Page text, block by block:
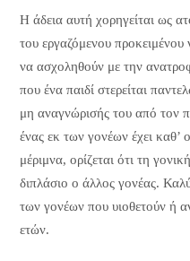
Η άδεια αυτή χορηγείται ως
του εργαζόμενου προκειμένου
να ασχοληθούν με την
που ένα παιδί στερείται
μη αναγνώρισής του από τον
ένας εκ των γονέων έχει καθ’
μέριμνα, ορίζεται ότι τη
διπλάσιο ο άλλος γονέας.
των γονέων που υιοθετούν ή
ετών.